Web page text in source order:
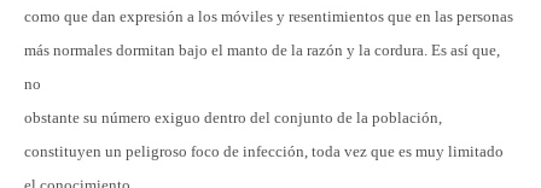
como que dan expresión a los móviles y resentimientos que en las personas
más normales dormitan bajo el manto de la razón y la cordura. Es así que,
no
obstante su número exiguo dentro del conjunto de la población,
constituyen un peligroso foco de infección, toda vez que es muy limitado